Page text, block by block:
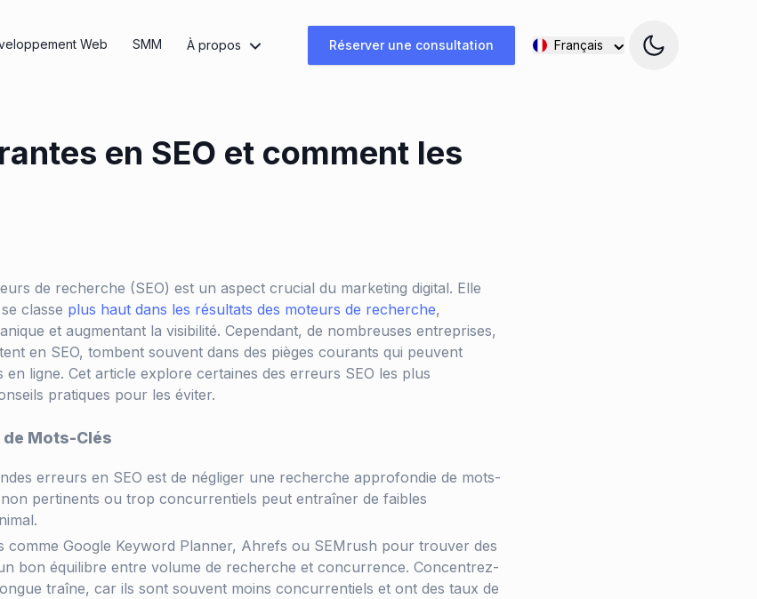
Web SMM À propos Réserver une consultation Français
en SEO et comment les
de recherche (SEO) est un aspect crucial du marketing digital. Elle
classe plus haut dans les résultats des moteurs de recherche,
et augmentant la visibilité. Cependant, de nombreuses entreprises,
en SEO, tombent souvent dans des pièges courants qui peuvent
ligne. Cet article explore certaines des erreurs SEO les plus
pratiques pour les éviter.
de Mots-Clés
erreurs en SEO est de négliger une recherche approfondie de mots-
pertinents ou trop concurrentiels peut entraîner de faibles
comme Google Keyword Planner, Ahrefs ou SEMrush pour trouver des
bon équilibre entre volume de recherche et concurrence. Concentrez-
traîne, car ils sont souvent moins concurrentiels et ont des taux de